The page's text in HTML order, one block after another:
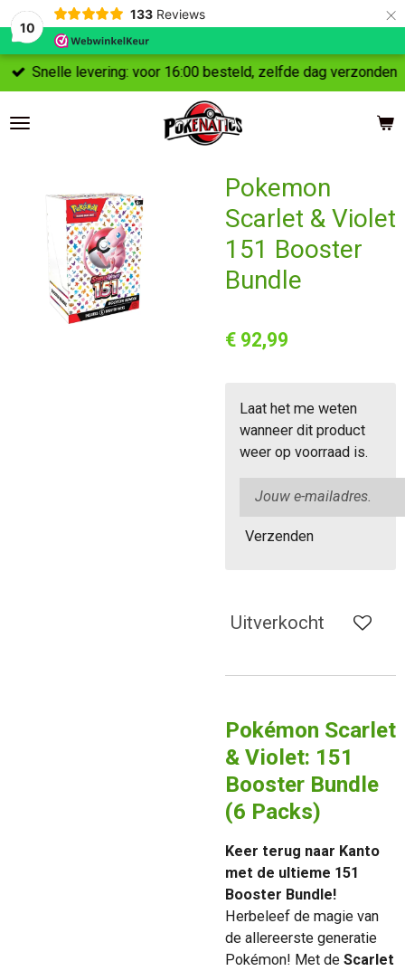
10
133 Reviews ×
Snelle levering: voor 16:00 besteld, zelfde dag verzonden
Pokemon
Scarlet & Violet
151 Booster
Bundle
€ 92,99
Laat het me weten
wanneer dit product
weer op voorraad is.
Verzenden
Uitverkocht
Pokémon Scarlet
& Violet: 151
Booster Bundle
(6 Packs)
Keer terug naar Kanto
met de ultieme 151
Booster Bundle!
Herbeleef de magie van
de allereerste generatie
Pokémon! Met de Scarlet